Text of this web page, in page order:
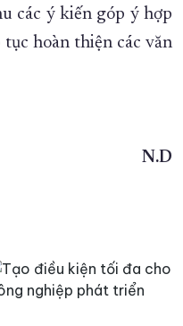
các ý kiến góp ý hợp
hoàn thiện các văn
N.D